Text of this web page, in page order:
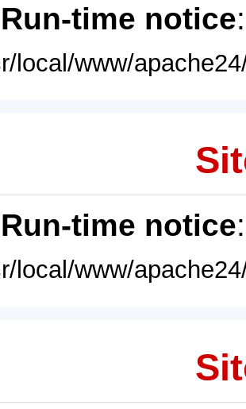
Run-time notice
local/www/
Run-time notice
local/www/